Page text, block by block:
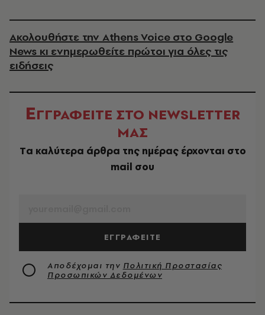
Ακολουθήστε την Athens Voice στο Google
News κι ενημερωθείτε πρώτοι για όλες τις
ειδήσεις
ΕΓΓΡΑΦΕΙΤΕ ΣΤΟ NEWSLETTER
ΜΑΣ
Tα καλύτερα άρθρα της ημέρας έρχονται στο
mail σου
ΕΓΓΡΑΦΕΙΤΕ
Αποδέχομαι την Πολιτική Προστασίας
Προσωπικών Δεδομένων